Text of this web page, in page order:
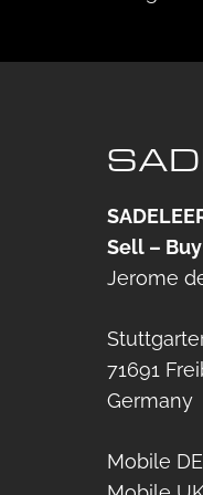
Sell –
Jerome
71691
Germany
Mobile